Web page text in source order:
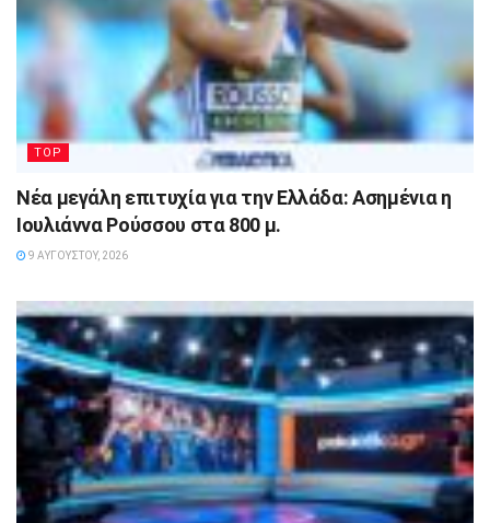
TOP
Νέα μεγάλη επιτυχία για την Ελλάδα: Ασημένια η
Ιουλιάννα Ρούσσου στα 800 μ.
9 ΑΥΓΟΎΣΤΟΥ, 2026